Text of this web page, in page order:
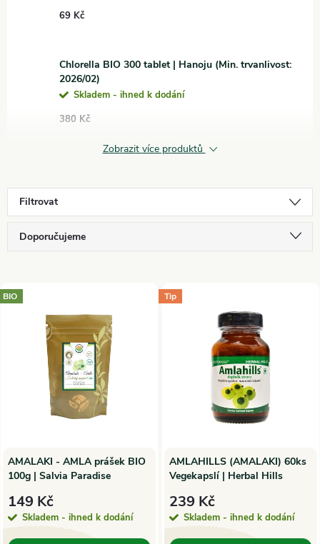
69 Kč
Chlorella BIO 300 tablet | Hanoju (Min. trvanlivost:
2026/02)
Skladem - ihned k dodání
380 Kč
Zobrazit více produktů
Filtrovat
Ř
z
p
r
o
Doporučujeme
Nejdražší
Nejprodávanější
Abecedně
V
p
r
BIO
AMALAKI - AMLA prášek BIO
100g | Salvia Paradise
149 Kč
Skladem - ihned k dodání
Tip
AMLAHILLS (AMALAKI) 60ks
Vegekapslí | Herbal Hills
239 Kč
Skladem - ihned k dodání